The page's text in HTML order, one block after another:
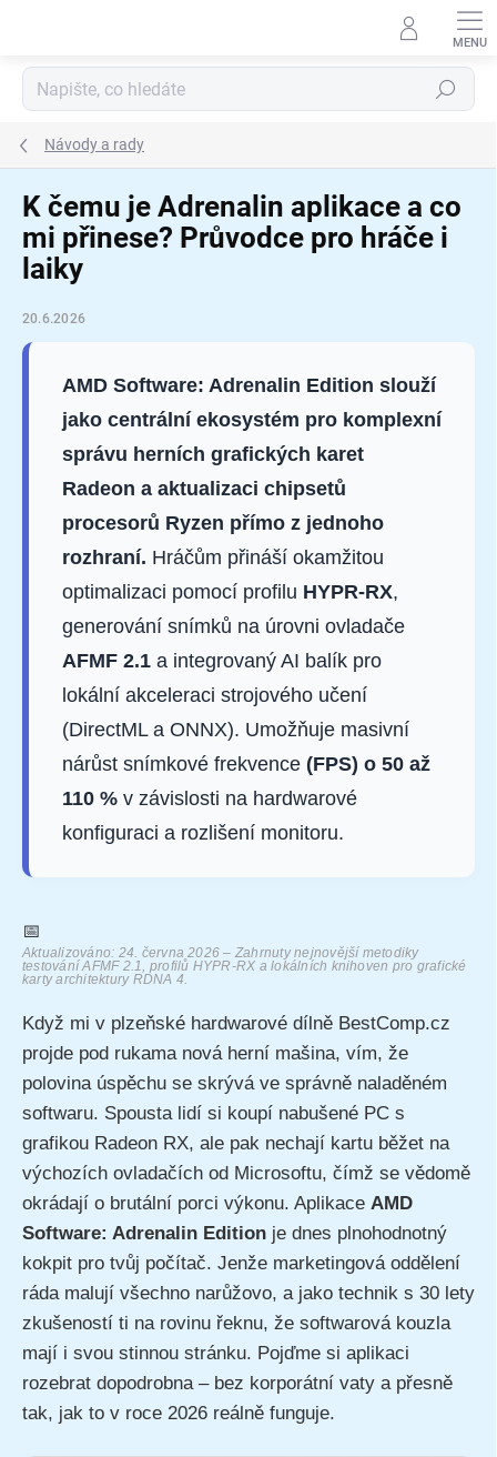
Hledat
Návody a rady
K čemu je Adrenalin aplikace a co
mi přinese? Průvodce pro hráče i
laiky
20.6.2026
AMD Software: Adrenalin Edition slouží
jako centrální ekosystém pro komplexní
správu herních grafických karet
Radeon a aktualizaci chipsetů
procesorů Ryzen přímo z jednoho
rozhraní. Hráčům přináší okamžitou
optimalizaci pomocí profilu HYPR-RX,
generování snímků na úrovni ovladače
AFMF 2.1 a integrovaný AI balík pro
lokální akceleraci strojového učení
(DirectML a ONNX). Umožňuje masivní
nárůst snímkové frekvence (FPS) o 50 až
110 % v závislosti na hardwarové
konfiguraci a rozlišení monitoru.
📅
Aktualizováno: 24. června 2026 – Zahrnuty nejnovější metodiky
testování AFMF 2.1, profilů HYPR-RX a lokálních knihoven pro grafické
karty architektury RDNA 4.
Když mi v plzeňské hardwarové dílně BestComp.cz
projde pod rukama nová herní mašina, vím, že
polovina úspěchu se skrývá ve správně naladěném
softwaru. Spousta lidí si koupí nabušené PC s
grafikou Radeon RX, ale pak nechají kartu běžet na
výchozích ovladačích od Microsoftu, čímž se vědomě
okrádají o brutální porci výkonu. Aplikace AMD
Software: Adrenalin Edition je dnes plnohodnotný
kokpit pro tvůj počítač. Jenže marketingová oddělení
ráda malují všechno narůžovo, a jako technik s 30 lety
zkušeností ti na rovinu řeknu, že softwarová kouzla
mají i svou stinnou stránku. Pojďme si aplikaci
rozebrat dopodrobna – bez korporátní vaty a přesně
tak, jak to v roce 2026 reálně funguje.